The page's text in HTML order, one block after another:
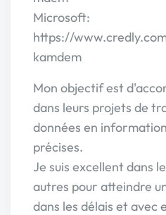
Microsoft:
https://
kamdem
Mon objectif est
dans leurs projets de
données en
précises.
Je suis excellent dans
autres pour atteindre
dans les délais et avec